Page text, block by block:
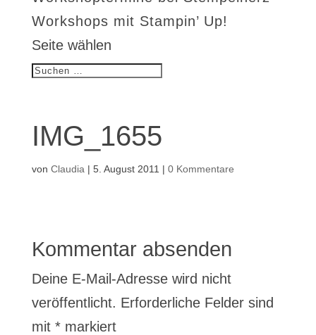
Workshops mit Stampin’ Up!
Seite wählen
IMG_1655
von Claudia | 5. August 2011 | 0 Kommentare
Kommentar absenden
Deine E-Mail-Adresse wird nicht
veröffentlicht. Erforderliche Felder sind
mit *markiert